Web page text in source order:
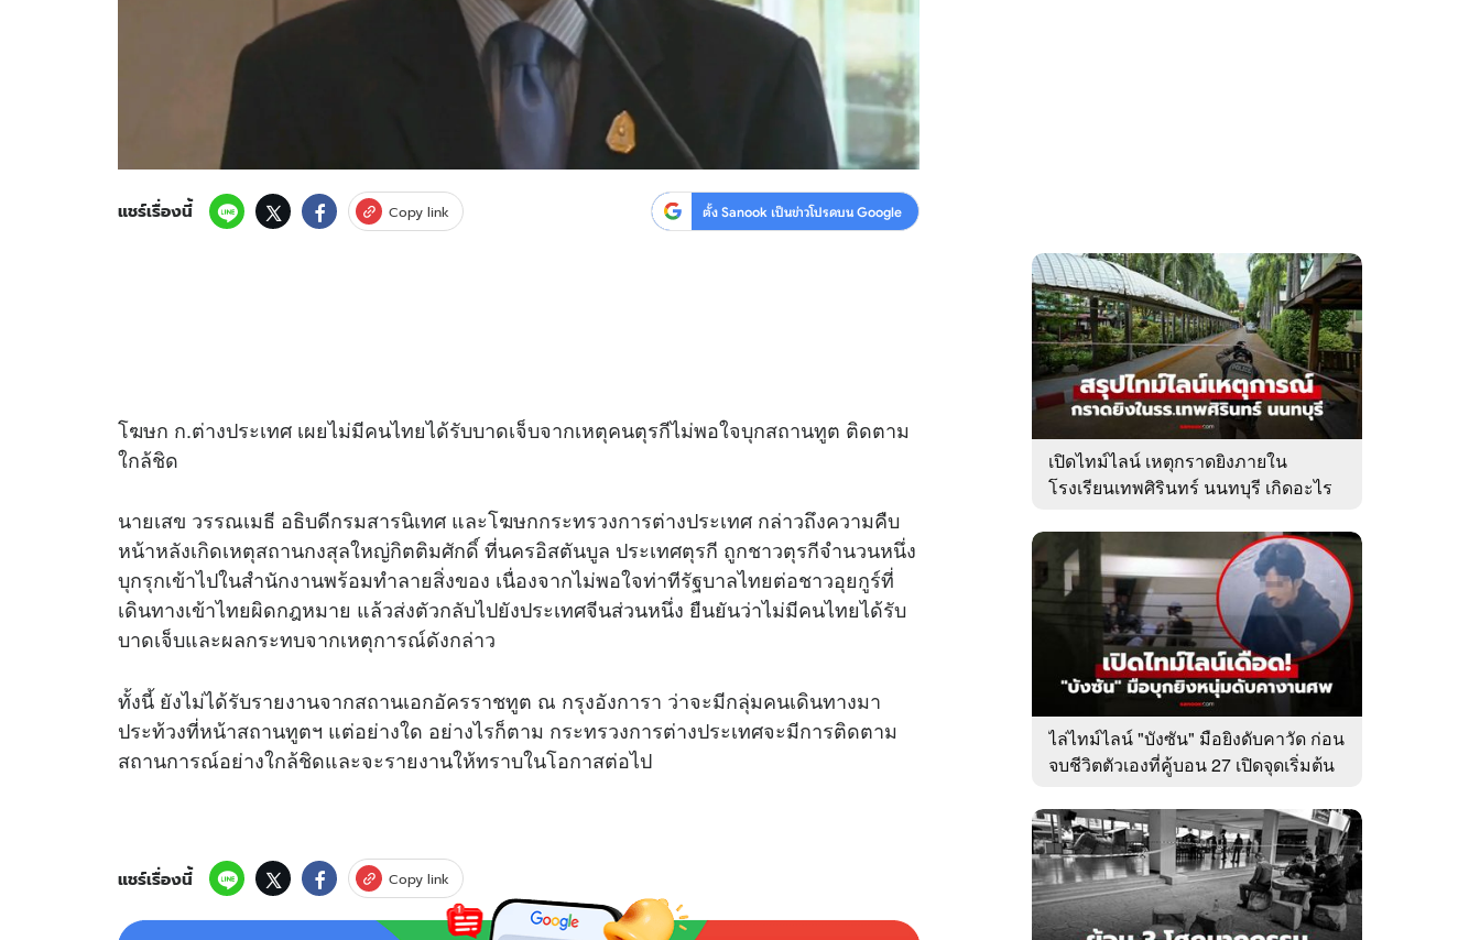
บริษัท อิมเมจ ฟิวเจอร์ (ประเทศไทย) จำกัด
แชร์เรื่องนี้ Copy link ตั้ง Sanook เป็นข่าวโปรดบน Google
โฆษก ก.ต่างประเทศ เผยไม่มีคนไทยได้รับบาดเจ็บจากเหตุคนตุรกีไม่พอใจบุกสถานทูต ติดตาม
ใกล้ชิด
นายเสข วรรณเมธี อธิบดีกรมสารนิเทศ และโฆษกกระทรวงการต่างประเทศ กล่าวถึงความคืบ
หน้าหลังเกิดเหตุสถานกงสุลใหญ่กิตติมศักดิ์ ที่นครอิสตันบูล ประเทศตุรกี ถูกชาวตุรกีจำนวนหนึ่ง
บุกรุกเข้าไปในสำนักงานพร้อมทำลายสิ่งของ เนื่องจากไม่พอใจท่าทีรัฐบาลไทยต่อชาวอุยกูร์ที่
เดินทางเข้าไทยผิดกฎหมาย แล้วส่งตัวกลับไปยังประเทศจีนส่วนหนึ่ง ยืนยันว่าไม่มีคนไทยได้รับ
บาดเจ็บและผลกระทบจากเหตุการณ์ดังกล่าว
ทั้งนี้ ยังไม่ได้รับรายงานจากสถานเอกอัครราชทูต ณ กรุงอังการา ว่าจะมีกลุ่มคนเดินทางมา
ประท้วงที่หน้าสถานทูตฯ แต่อย่างใด อย่างไรก็ตาม กระทรวงการต่างประเทศจะมีการติดตาม
สถานการณ์อย่างใกล้ชิดและจะรายงานให้ทราบในโอกาสต่อไป
แชร์เรื่องนี้ Copy link
เปิดไทม์ไลน์ เหตุกราดยิงภายใน
โรงเรียนเทพศิรินทร์ นนทบุรี เกิดอะไร
ไล่ไทม์ไลน์ "บังซัน" มือยิงดับคาวัด ก่อน
จบชีวิตตัวเองที่คู้บอน 27 เปิดจุดเริ่มต้น